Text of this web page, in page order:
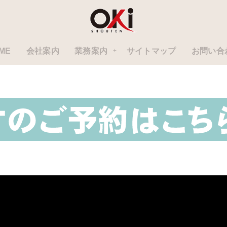
会社案内 業務案内 サイトマップ お問い合